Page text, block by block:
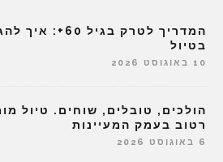
המדריך לטרק
בטיול
10 באוגוסט 2026
הולכים, טובלים, שוחים. טיול
רטוב בעמק המעיינות
6 באוגוסט 2026